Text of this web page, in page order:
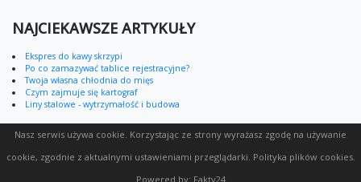
NAJCIEKAWSZE ARTYKUŁY
Ekspres do kawy skrzypi
Po co zamazywać tablice rejestracyjne?
Twoja własna chłodnia do mięs
Czym zajmuje się kartograf
Liny stalowe - wytrzymałość i budowa
Nasz serwis używa cookie. Korzystając ze strony wyrażasz zgodę na używanie
cookie, zgodnie z aktualnymi ustawieniami przeglądarki. Polityka plików cookies.
Powered by: Fakty24